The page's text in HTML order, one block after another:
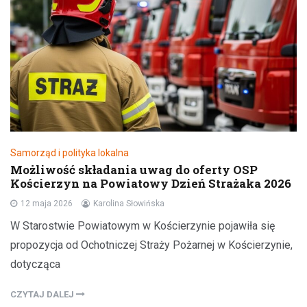
Samorząd i polityka lokalna
Możliwość składania uwag do oferty OSP
Kościerzyn na Powiatowy Dzień Strażaka 2026
12 maja 2026 Karolina Słowińska
W Starostwie Powiatowym w Kościerzynie pojawiła się
propozycja od Ochotniczej Straży Pożarnej w Kościerzynie,
dotycząca
CZYTAJ DALEJ